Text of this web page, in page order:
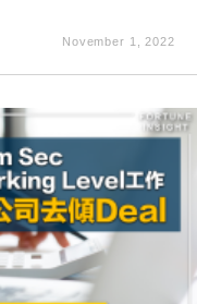
November 1, 2022